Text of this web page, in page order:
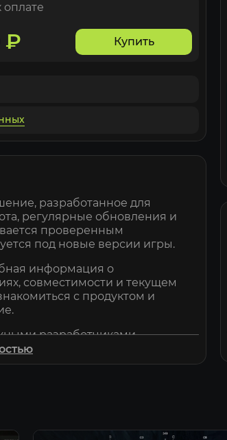
оплате
₽ Купить
разработанное для
регулярные обновления и
проверенным
под новые версии игры.
информация о
совместимости и текущем
с продуктом и
разработчиками,
публикацией. Благодаря
приватные читы с
технической
о совместимости и